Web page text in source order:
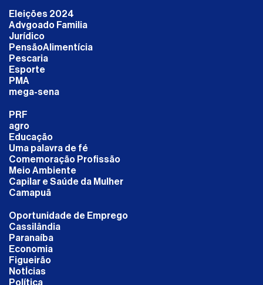
Eleições 2024
Advgoado Familia
Jurídico
PensãoAlimentícia
Pescaria
Esporte
PMA
mega-sena
PRF
agro
Educação
Uma palavra de fé
Comemoração Profissão
Meio Ambiente
Capilar e Saúde da Mulher
Camapuã
Oportunidade de Emprego
Cassilândia
Paranaíba
Economia
Figueirão
NotÍcias
Política